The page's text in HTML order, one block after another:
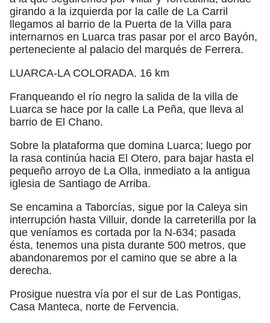
girando a la izquierda por la calle de La Carril
llegamos al barrio de la Puerta de la Villa para
internarnos en Luarca tras pasar por el arco Bayón,
perteneciente al palacio del marqués de Ferrera.
LUARCA-LA COLORADA. 16 km
Franqueando el río negro la salida de la villa de
Luarca se hace por la calle La Peña, que lleva al
barrio de El Chano.
Sobre la plataforma que domina Luarca; luego por
la rasa continúa hacia El Otero, para bajar hasta el
pequeño arroyo de La Olla, inmediato a la antigua
iglesia de Santiago de Arriba.
Se encamina a Taborcías, sigue por la Caleya sin
interrupción hasta Villuir, donde la carreterilla por la
que veníamos es cortada por la N-634; pasada
ésta, tenemos una pista durante 500 metros, que
abandonaremos por el camino que se abre a la
derecha.
Prosigue nuestra vía por el sur de Las Pontigas,
Casa Manteca, norte de Fervencia.